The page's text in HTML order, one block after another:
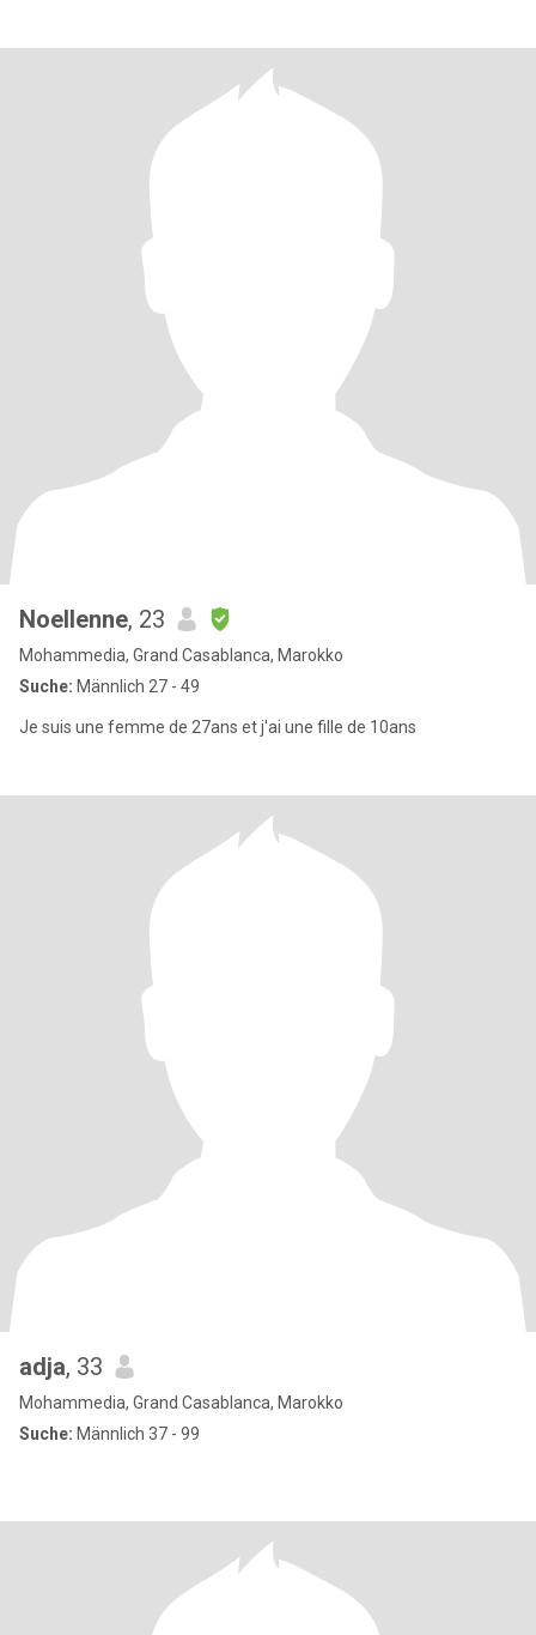
Noellenne, 23
Mohammedia, Grand Casablanca, Marokko
Suche: Männlich 27 - 49
Je suis une femme de 27ans et j'ai une fille de 10ans
adja, 33
Mohammedia, Grand Casablanca, Marokko
Suche: Männlich 37 - 99